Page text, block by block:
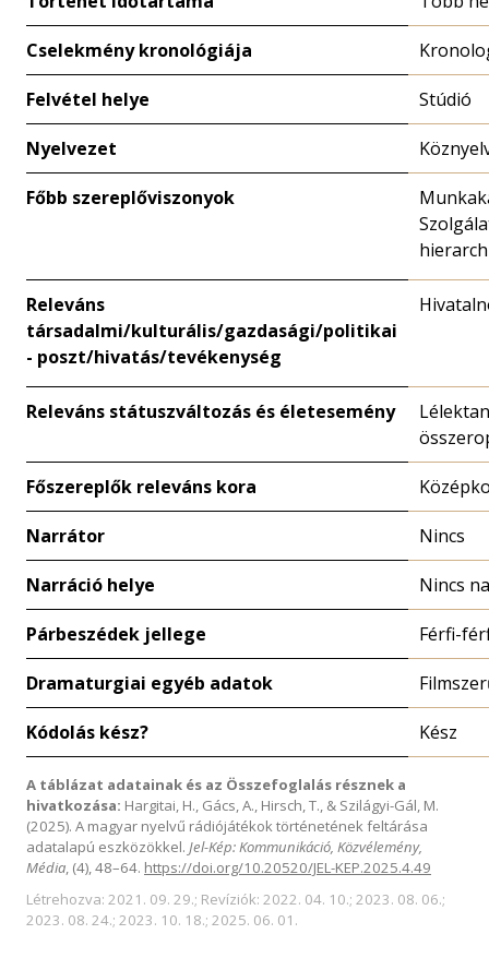
Cselekmény kronológiája
Felvétel helye Stúdió
Nyelvezet
Főbb szereplőviszonyok
Releváns
társadalmi/kulturális/gazdasági/politikai
- poszt/hivatás/tevékenység
Releváns státuszváltozás és életesemény
Főszereplők releváns kora
Narrátor Nincs
Narráció helye Nincs
Párbeszédek jellege Férfi-
Dramaturgiai egyéb adatok
Kódolás kész? Kész
A táblázat adatainak és az Összefoglalás résznek a
hivatkozása: Hargitai, H., Gács, A., Hirsch, T., & Szilágyi-Gál, M.
(2025). A magyar nyelvű rádiójátékok történetének feltárása
adatalapú eszközökkel. Jel-Kép: Kommunikáció, Közvélemény,
Média, (4), 48–64. https://doi.org/10.20520/JEL-KEP.2025.4.49
Létrehozva: 2021. 09. 29.; Revíziók: 2022. 04. 10.; 2023. 08. 06.;
2023. 08. 24.; 2023. 10. 18.; 2025. 06. 01.